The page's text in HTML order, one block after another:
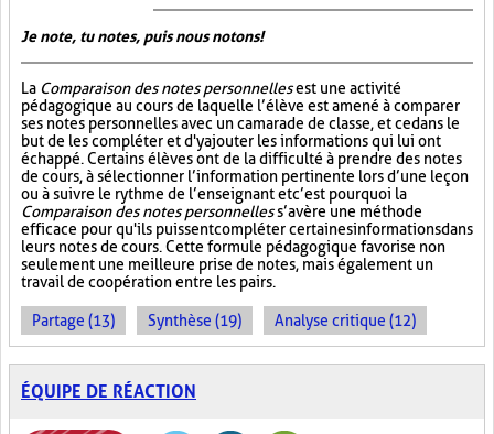
Je note, tu notes, puis nous notons!
La Comparaison des notes personnellesest une activité
pédagogique au cours de laquelle l’élève est amené à comparer
ses notes personnelles avec un camarade de classe, et ce dans le
but de les compléter et d'y ajouter les informations qui lui ont
échappé. Certains élèves ont de la difficulté à prendre des notes
de cours, à sélectionner l’information pertinente lors d’une leçon
ou à suivre le rythme de l’enseignant et c’est pourquoi la
Comparaison des notes personnelless’avère une méthode
efficace pour qu'ils puissent compléter certaines informations dans
leurs notes de cours. Cette formule pédagogique favorise non
seulement une meilleure prise de notes, mais également un
travail de coopération entre les pairs.
Partage (13) Synthèse (19) Analyse critique (12)
ÉQUIPE DE RÉACTION